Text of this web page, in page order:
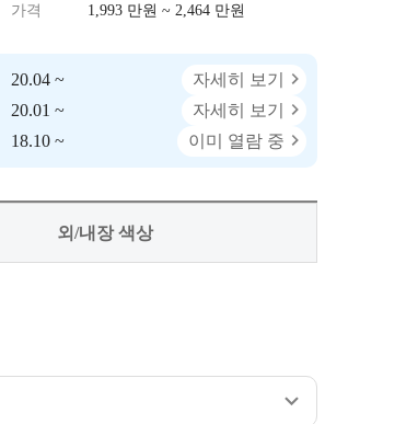
가격 1,993 만원 ~ 2,464 만원
20.04 ~
자세히 보기
20.01 ~
자세히 보기
18.10 ~ 이미 열람 중
외/내장 색상